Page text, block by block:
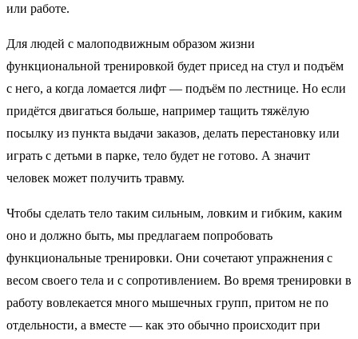
или работе.
Для людей с малоподвижным образом жизни
функциональной тренировкой будет присед на стул и подъём
с него, а когда ломается лифт — подъём по лестнице. Но если
придётся двигаться больше, например тащить тяжёлую
посылку из пункта выдачи заказов, делать перестановку или
играть с детьми в парке, тело будет не готово. А значит
человек может получить травму.
Чтобы сделать тело таким сильным, ловким и гибким, каким
оно и должно быть, мы предлагаем попробовать
функциональные тренировки. Они сочетают упражнения с
весом своего тела и с сопротивлением. Во время тренировки в
работу вовлекается много мышечных групп, притом не по
отдельности, а вместе — как это обычно происходит при